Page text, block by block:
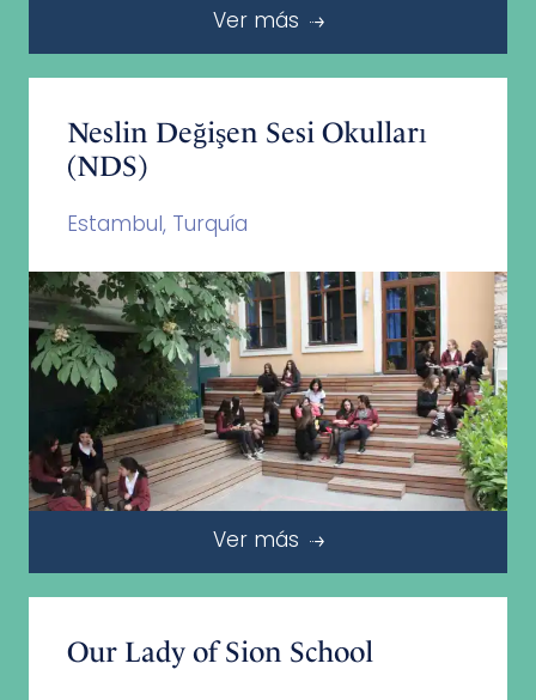
Ver más
Neslin Değişen Sesi Okulları
(NDS)
Estambul, Turquía
Ver más
Our Lady of Sion School